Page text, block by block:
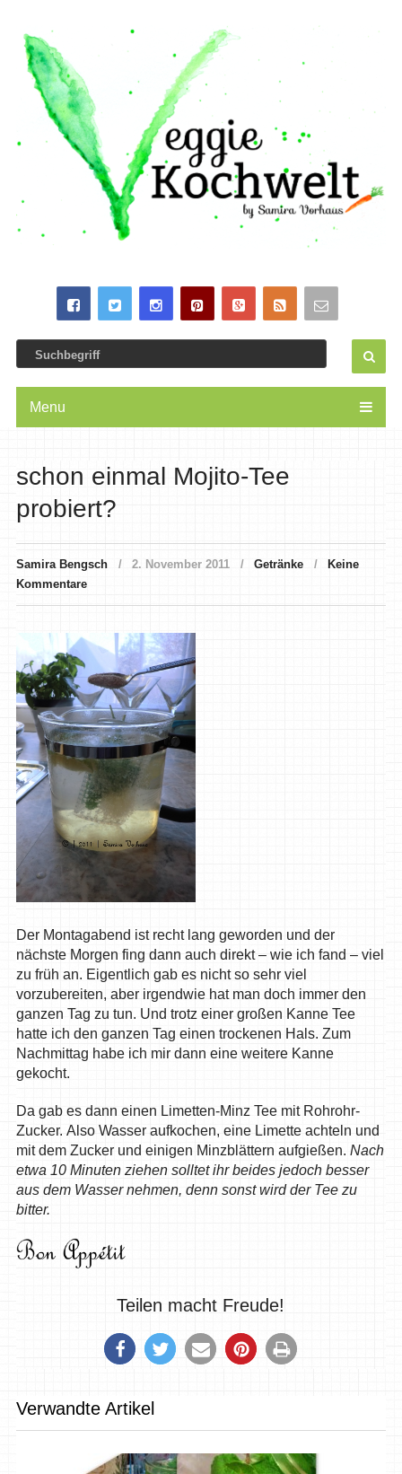
Menu
schon einmal Mojito-Tee
probiert?
Samira Bengsch 2. November 2011 Getränke
Keine
Kommentare
Der Montagabend ist recht lang geworden und der
nächste Morgen fing dann auch direkt – wie ich fand – viel
zu früh an. Eigentlich gab es nicht so sehr viel
vorzubereiten, aber irgendwie hat man doch immer den
ganzen Tag zu tun. Und trotz einer großen Kanne Tee
hatte ich den ganzen Tag einen trockenen Hals. Zum
Nachmittag habe ich mir dann eine weitere Kanne
gekocht.
Da gab es dann einen Limetten-Minz Tee mit Rohrohr-
Zucker. Also Wasser aufkochen, eine Limette achteln und
mit dem Zucker und einigen Minzblättern aufgießen. Nach
etwa 10 Minuten ziehen solltet ihr beides jedoch besser
aus dem Wasser nehmen, denn sonst wird der Tee zu
bitter.
Teilen macht Freude!
Verwandte Artikel